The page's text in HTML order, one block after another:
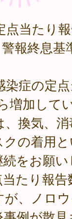
当たり
報終息基
症の定
増加して
換気、
の着用
をお願
たり報告
、ノロ